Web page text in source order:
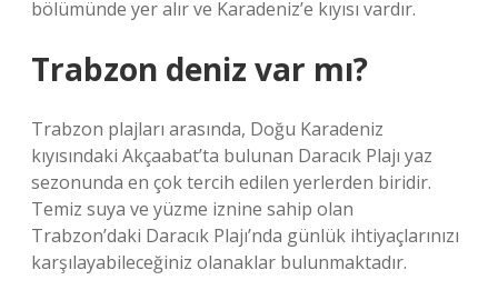
bölümünde yer alır ve Karadeniz’e kıyısı vardır.
Trabzon deniz var mı?
Trabzon plajları arasında, Doğu Karadeniz
kıyısındaki Akçaabat’ta bulunan Daracık Plajı yaz
sezonunda en çok tercih edilen yerlerden biridir.
Temiz suya ve yüzme iznine sahip olan
Trabzon’daki Daracık Plajı’nda günlük ihtiyaçlarınızı
karşılayabileceğiniz olanaklar bulunmaktadır.